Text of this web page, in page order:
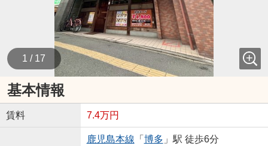
1 / 17
基本情報
賃料 7.4万円
鹿児島本線 「 博多 」駅 徒歩6分